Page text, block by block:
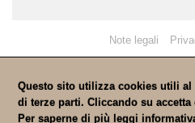
Note legali
Questo sito utilizza cookies utili
di terze parti. Cliccando su
Per saperne di più leggi